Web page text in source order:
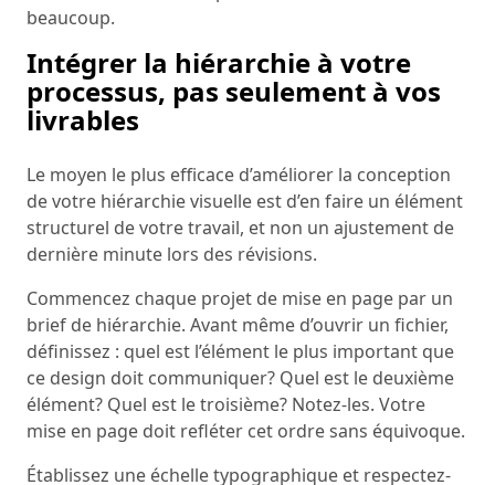
beaucoup.
Intégrer la hiérarchie à votre
processus, pas seulement à vos
livrables
Le moyen le plus efficace d’améliorer la conception
de votre hiérarchie visuelle est d’en faire un élément
structurel de votre travail, et non un ajustement de
dernière minute lors des révisions.
Commencez chaque projet de mise en page par un
brief de hiérarchie. Avant même d’ouvrir un fichier,
définissez : quel est l’élément le plus important que
ce design doit communiquer? Quel est le deuxième
élément? Quel est le troisième? Notez-les. Votre
mise en page doit refléter cet ordre sans équivoque.
Établissez une échelle typographique et respectez-